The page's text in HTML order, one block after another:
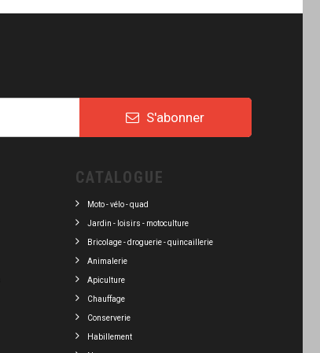
S'abonner
CATALOGUE
Moto - vélo - quad
Jardin - loisirs - motoculture
Bricolage - droguerie - quincaillerie
Animalerie
Apiculture
Chauffage
Conserverie
Habillement